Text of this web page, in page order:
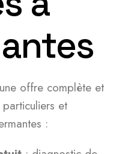
offre complète et
et
: